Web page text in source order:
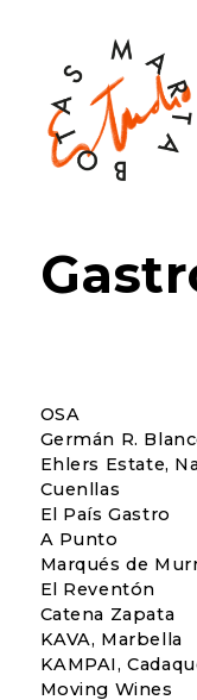
OSA
Germán R.
Ehlers Estate,
Cuenllas
El País Gastro
A Punto
Marqués de
El Reventón
Catena Zapata
KAVA, Marbella
KAMPAI,
Moving Wines